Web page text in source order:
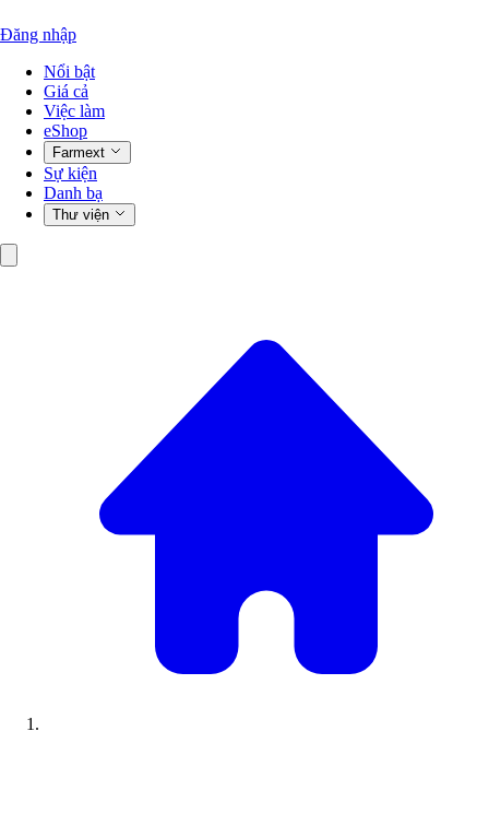
Đăng nhập
Nổi bật
Giá cả
Việc làm
eShop
Farmext
Sự kiện
Danh bạ
Thư viện